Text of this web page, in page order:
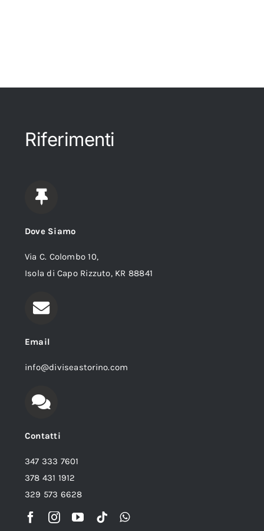
Riferimenti
Dove Siamo
Via C. Colombo 10,
Isola di Capo Rizzuto, KR 88841
Email
info@diviseastorino.com
Contatti
347 333 7601
378 431 1912
329 573 6628